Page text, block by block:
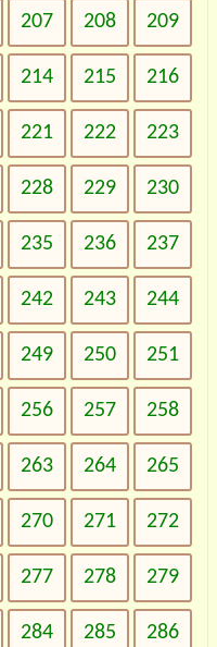
207 208 209
214 215 216
221 222 223
228 229 230
235 236 237
242 243 244
249 250 251
256 257 258
263 264 265
270 271 272
277 278 279
284 285 286